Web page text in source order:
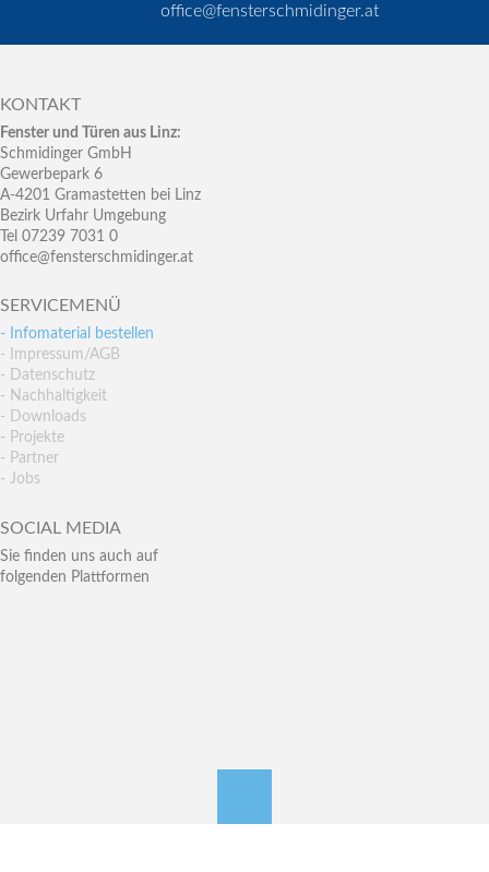
office@fensterschmidinger.at
KONTAKT
Fenster und Türen aus Linz:
Schmidinger GmbH
Gewerbepark 6
A-4201 Gramastetten bei Linz
Bezirk Urfahr Umgebung
Tel 07239 7031 0
office@fensterschmidinger.at
SERVICEMENÜ
- Infomaterial bestellen
- Impressum/AGB
- Datenschutz
- Nachhaltigkeit
- Downloads
- Projekte
- Partner
- Jobs
SOCIAL MEDIA
Sie finden uns auch auf
folgenden Plattformen